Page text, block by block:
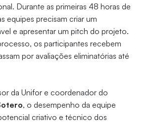
Durante as primeiras 48 horas de
equipes precisam criar um
e apresentar um pitch do projeto.
os participantes recebem
por avaliações eliminatórias até
da Unifor e coordenador do
, o desempenho da equipe
criativo e técnico dos